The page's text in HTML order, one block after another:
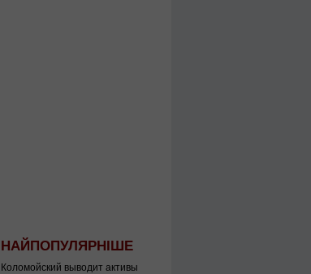
НАЙПОПУЛЯРНІШЕ
Коломойский выводит активы